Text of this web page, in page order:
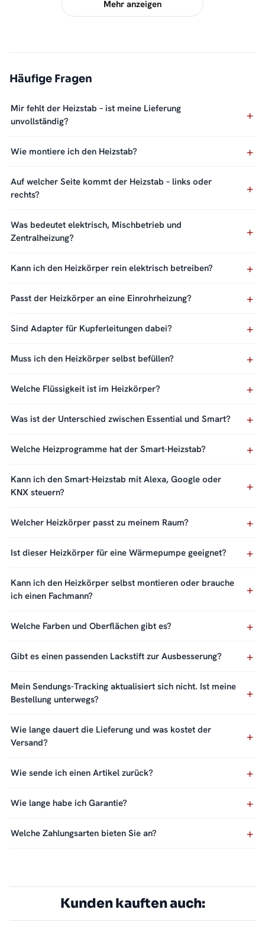
Mehr anzeigen
Häufige Fragen
Mir fehlt der Heizstab – ist meine Lieferung
unvollständig?
Wie montiere ich den Heizstab?
Auf welcher Seite kommt der Heizstab – links oder
rechts?
Was bedeutet elektrisch, Mischbetrieb und
Zentralheizung?
Kann ich den Heizkörper rein elektrisch betreiben?
Passt der Heizkörper an eine Einrohrheizung?
Sind Adapter für Kupferleitungen dabei?
Muss ich den Heizkörper selbst befüllen?
Welche Flüssigkeit ist im Heizkörper?
Was ist der Unterschied zwischen Essential und Smart?
Welche Heizprogramme hat der Smart-Heizstab?
Kann ich den Smart-Heizstab mit Alexa, Google oder
KNX steuern?
Welcher Heizkörper passt zu meinem Raum?
Ist dieser Heizkörper für eine Wärmepumpe geeignet?
Kann ich den Heizkörper selbst montieren oder brauche
ich einen Fachmann?
Welche Farben und Oberflächen gibt es?
Gibt es einen passenden Lackstift zur Ausbesserung?
Mein Sendungs-Tracking aktualisiert sich nicht. Ist meine
Bestellung unterwegs?
Wie lange dauert die Lieferung und was kostet der
Versand?
Wie sende ich einen Artikel zurück?
Wie lange habe ich Garantie?
Welche Zahlungsarten bieten Sie an?
Kunden kauften auch: